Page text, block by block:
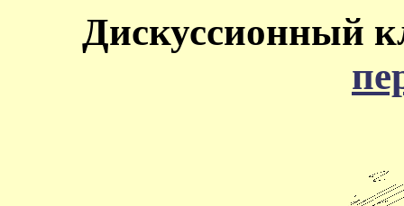
Дискуссионный